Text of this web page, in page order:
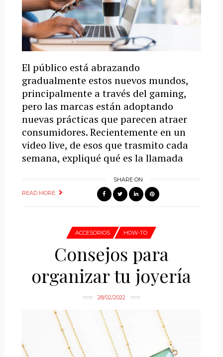
El público está abrazando
gradualmente estos nuevos mundos,
principalmente a través del gaming,
pero las marcas están adoptando
nuevas prácticas que parecen atraer
consumidores. Recientemente en un
video live, de esos que trasmito cada
semana, expliqué qué es la llamada
READ MORE
SHARE ON
ACCESORIOS HOW-TO
Consejos para
organizar tu joyería
28/02/2022